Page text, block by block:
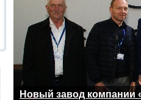
Новый завод компании